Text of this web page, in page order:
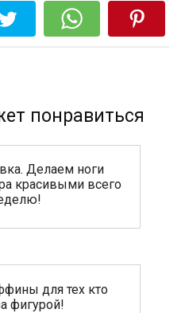
понравиться
Делаем ноги
красивыми всего
для тех кто
фигурой!